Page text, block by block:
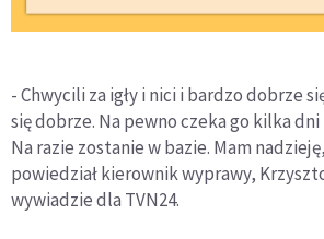
- Chwycili za igły i nici i bardzo dobrze
się dobrze. Na pewno czeka go kilka
Na razie zostanie w bazie. Mam
powiedział kierownik wyprawy,
wywiadzie dla TVN24.